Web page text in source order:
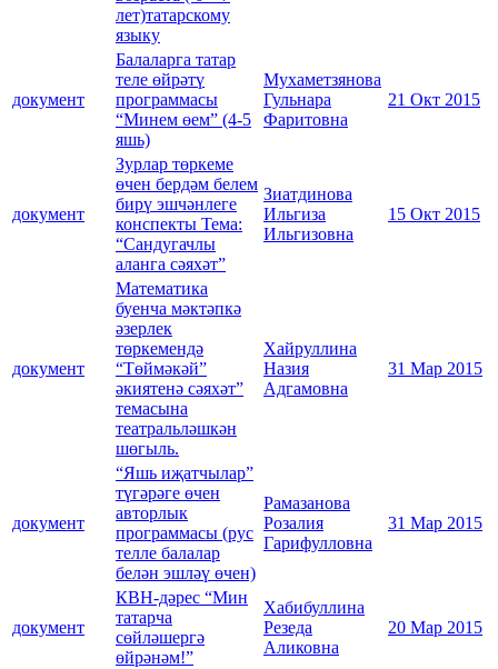
лет)татарскому
языку
документ
Балаларга татар
теле өйрәтү
программасы
“Минем өем” (4-5
яшь)
Мухаметзянова
Гульнара
Фаритовна
21 Окт 2015
документ
Зурлар төркеме
өчен бердәм белем
бирү эшчәнлеге
конспекты Тема:
“Сандугачлы
аланга сәяхәт”
Зиатдинова
Ильгиза
Ильгизовна
15 Окт 2015
документ
Математика
буенча мәктәпкә
әзерлек
төркемендә
“Төймәкәй”
әкиятенә сәяхәт”
темасына
театральләшкән
шөгыль.
Хайруллина
Назия
Адгамовна
31 Мар 2015
документ
“Яшь иҗатчылар”
түгәрәге өчен
авторлык
программасы (рус
телле балалар
белән эшләү өчен)
Рамазанова
Розалия
Гарифулловна
31 Мар 2015
документ
КВН-дәрес “Мин
татарча
сөйләшергә
өйрәнәм!”
Хабибуллина
Резеда
Аликовна
20 Мар 2015